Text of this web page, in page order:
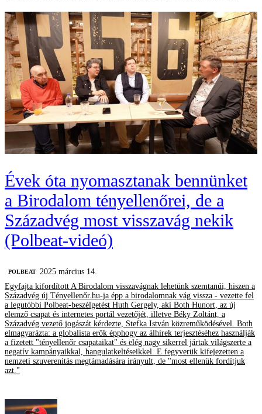
Évek óta nyomasztanak bennünket
a Birodalom tényellenőrei, de a
Századvég most visszavág nekik
(Polbeat-videó)
‎POLBEAT
2025 március 14.
Egyfajta kifordított A Birodalom visszavágnak lehetünk szemtanúi, hiszen a
Századvég új Tényellenőr.hu-ja épp a birodalomnak vág vissza - vezette fel
a legutóbbi Polbeat-beszélgetést Huth Gergely, aki Both Hunort, az új
elemző csapat és internetes portál vezetőjét, illetve Béky Zoltánt, a
Századvég vezető jogászát kérdezte, Stefka István közreműködésével. Both
elmagyarázta: a globalista erők épphogy az álhírek terjesztéséhez használják
a fizetett "tényellenőr csapataikat" és elég nagy sikerrel jártak világszerte a
negatív kampányaikkal, hangulatkeltéseikkel. E fegyverük kifejezetten a
nemzeti szuverenitás megtámadására irányult, de "most ellenük fordítjuk
azt."